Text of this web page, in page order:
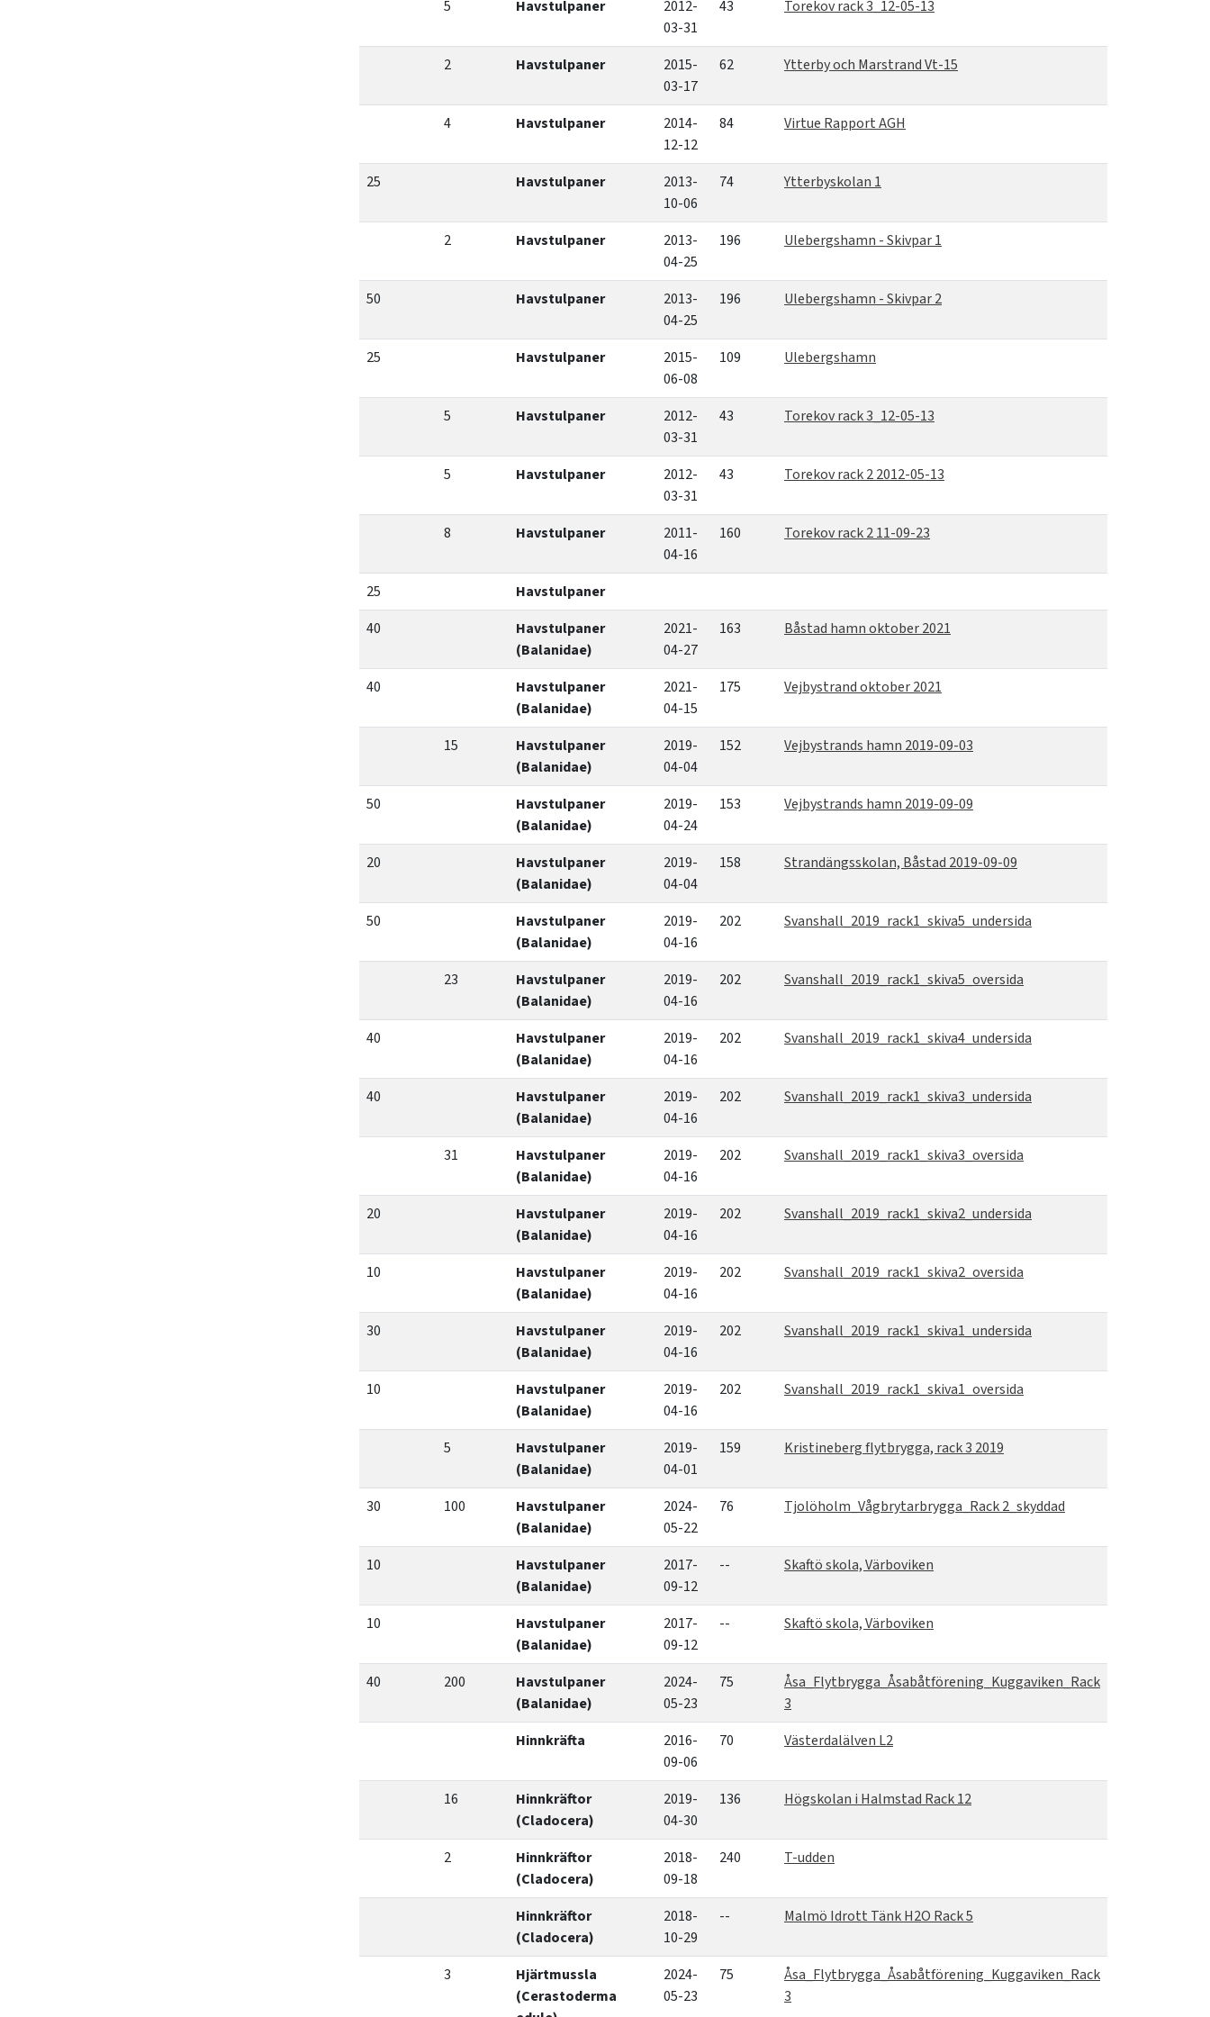
5 Havstulpaner
2012-
03-31
43 Torekov rack 3_12-05-13
2 Havstulpaner
2015-
03-17
62 Ytterby och Marstrand Vt-15
4 Havstulpaner
2014-
12-12
84 Virtue Rapport AGH
25 Havstulpaner
2013-
10-06
74 Ytterbyskolan 1
2 Havstulpaner
2013-
04-25
196 Ulebergshamn - Skivpar 1
50 Havstulpaner
2013-
04-25
196 Ulebergshamn - Skivpar 2
25 Havstulpaner
2015-
06-08
109 Ulebergshamn
5 Havstulpaner
2012-
03-31
43 Torekov rack 3_12-05-13
5 Havstulpaner
2012-
03-31
43 Torekov rack 2 2012-05-13
8 Havstulpaner
2011-
04-16
160 Torekov rack 2 11-09-23
25
Havstulpaner
40
Havstulpaner
(Balanidae)
2021-
04-27
163 Båstad hamn oktober 2021
40
Havstulpaner
(Balanidae)
2021-
04-15
175 Vejbystrand oktober 2021
15
Havstulpaner
(Balanidae)
2019-
04-04
152 Vejbystrands hamn 2019-09-03
50
Havstulpaner
(Balanidae)
2019-
04-24
153 Vejbystrands hamn 2019-09-09
20
Havstulpaner
(Balanidae)
2019-
04-04
158 Strandängsskolan, Båstad 2019-09-09
50
Havstulpaner
(Balanidae)
2019-
04-16
202 Svanshall_2019_rack1_skiva5_undersida
23
Havstulpaner
(Balanidae)
2019-
04-16
202 Svanshall_2019_rack1_skiva5_oversida
40
Havstulpaner
(Balanidae)
2019-
04-16
202 Svanshall_2019_rack1_skiva4_undersida
40
Havstulpaner
(Balanidae)
2019-
04-16
202 Svanshall_2019_rack1_skiva3_undersida
31
Havstulpaner
(Balanidae)
2019-
04-16
202 Svanshall_2019_rack1_skiva3_oversida
20
Havstulpaner
(Balanidae)
2019-
04-16
202 Svanshall_2019_rack1_skiva2_undersida
10
Havstulpaner
(Balanidae)
2019-
04-16
202 Svanshall_2019_rack1_skiva2_oversida
30
Havstulpaner
(Balanidae)
2019-
04-16
202 Svanshall_2019_rack1_skiva1_undersida
10
Havstulpaner
(Balanidae)
2019-
04-16
202 Svanshall_2019_rack1_skiva1_oversida
5
Havstulpaner
(Balanidae)
2019-
04-01
159 Kristineberg flytbrygga, rack 3 2019
30 100
Havstulpaner
(Balanidae)
2024-
05-22
76 Tjolöholm_Vågbrytarbrygga_Rack 2_skyddad
10
Havstulpaner
(Balanidae)
2017-
09-12
-- Skaftö skola, Värboviken
10
Havstulpaner
(Balanidae)
2017-
09-12
-- Skaftö skola, Värboviken
40 200
Havstulpaner
(Balanidae)
2024-
05-23
75
Åsa_Flytbrygga_Åsabåtförening_Kuggaviken_Rack
3
Hinnkräfta
2016-
09-06
70 Västerdalälven L2
16
Hinnkräftor
(Cladocera)
2019-
04-30
136 Högskolan i Halmstad Rack 12
2
Hinnkräftor
(Cladocera)
2018-
09-18
240 T-udden
Hinnkräftor
(Cladocera)
2018-
10-29
-- Malmö Idrott Tänk H2O Rack 5
3
Hjärtmussla
(Cerastoderma
2024-
05-23
75
Åsa_Flytbrygga_Åsabåtförening_Kuggaviken_Rack
3